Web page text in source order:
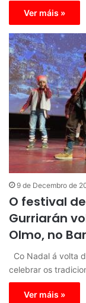
Ver máis »
9 de Decembro de
O festival
Gurriarán
Olmo, no
Co Nadal á volta
celebrar os
Ver máis »